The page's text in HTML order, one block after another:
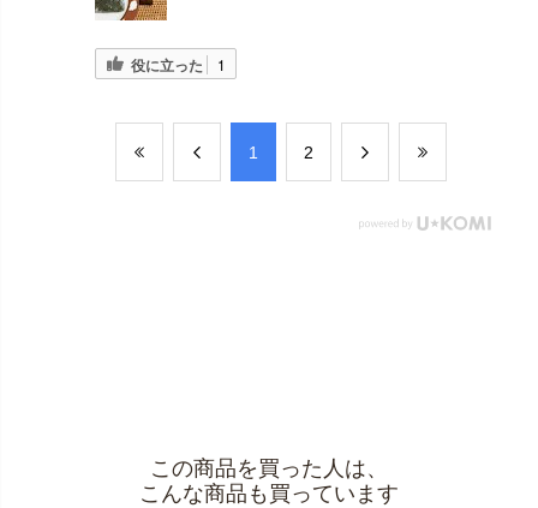
役に立った 1
​1 ​2
この商品を買った人は、
こんな商品も買っています